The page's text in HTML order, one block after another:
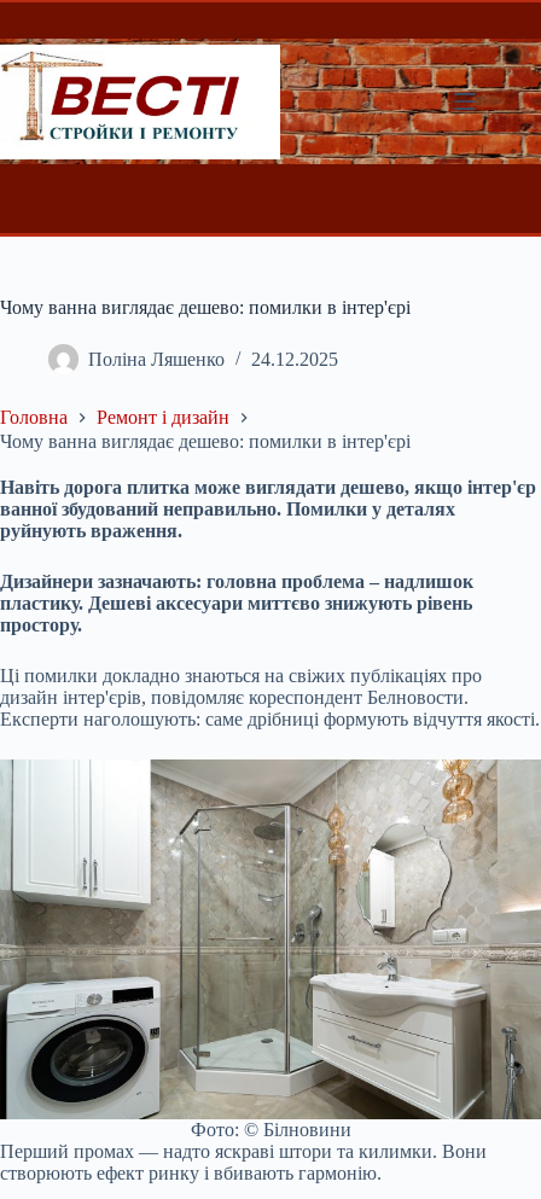
Перейти
вмісту
Чому ванна виглядає дешево: помилки в інтер'єрі
Поліна Ляшенко 24.12.2025
Головна
Ремонт і дизайн
Чому ванна виглядає дешево: помилки в інтер'єрі
Навіть дорога плитка може виглядати дешево, якщо інтер'єр
ванної збудований неправильно. Помилки у деталях
руйнують враження.
Дизайнери зазначають: головна проблема – надлишок
пластику. Дешеві аксесуари миттєво знижують рівень
простору.
Ці помилки докладно знаються на свіжих публікаціях про
дизайн інтер'єрів, повідомляє кореспондент Белновости.
Експерти наголошують: саме дрібниці формують відчуття якості.
Фото: © Білновини
Перший промах — надто яскраві штори та килимки. Вони
створюють ефект ринку і вбивають гармонію.